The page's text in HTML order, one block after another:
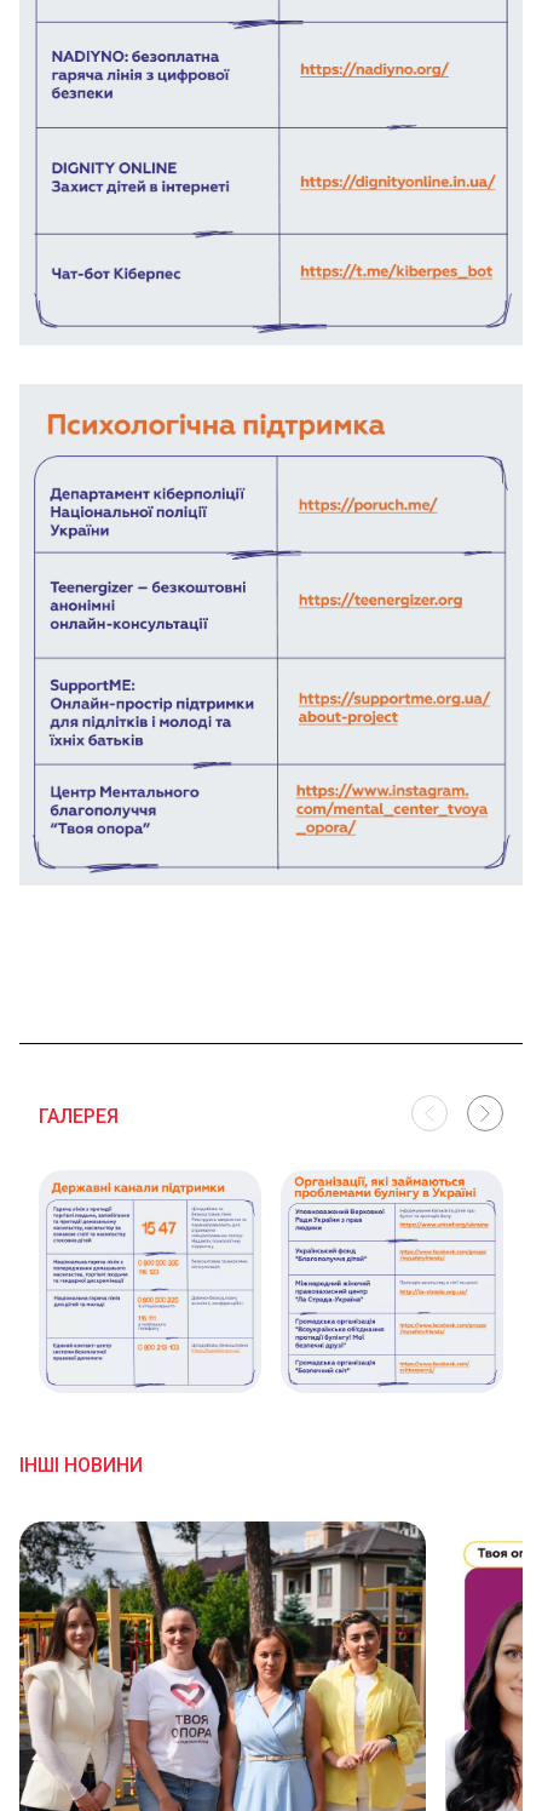
ГАЛЕРЕЯ
ІНШІ НОВИНИ